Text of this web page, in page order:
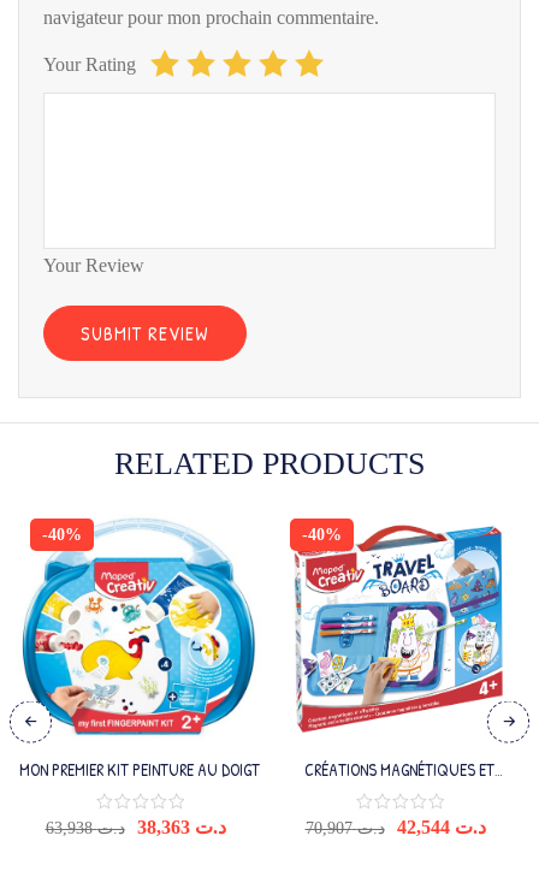
navigateur pour mon prochain commentaire.
Your Rating
Your Review
RELATED PRODUCTS
-40%
MON PREMIER KIT PEINTURE AU DOIGT
د.ت63,938
Le
د.ت 38,363
-40%
CRÉATIONS MAGNÉTIQUES ET
EFFACABLES CHEVALIERS ET
PRINCESSES
د.ت70,907
Le
د.ت 42,544